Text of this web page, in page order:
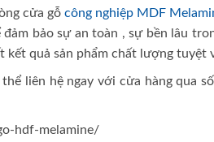
cửa gỗcông nghiệp MDF
bảo sự an toàn , sự bền lâu
kết quả sản phẩm chất lượng tuyệt
liên hệ ngay với cửa hàng qua
hdf-melamine/